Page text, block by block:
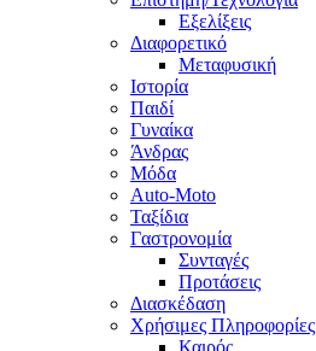
Εξελίξεις
Διαφορετικό
Μεταφυσική
Ιστορία
Παιδί
Γυναίκα
Άνδρας
Μόδα
Auto-Moto
Ταξίδια
Γαστρονομία
Συνταγές
Προτάσεις
Διασκέδαση
Χρήσιμες Πληροφορίες
Καιρός